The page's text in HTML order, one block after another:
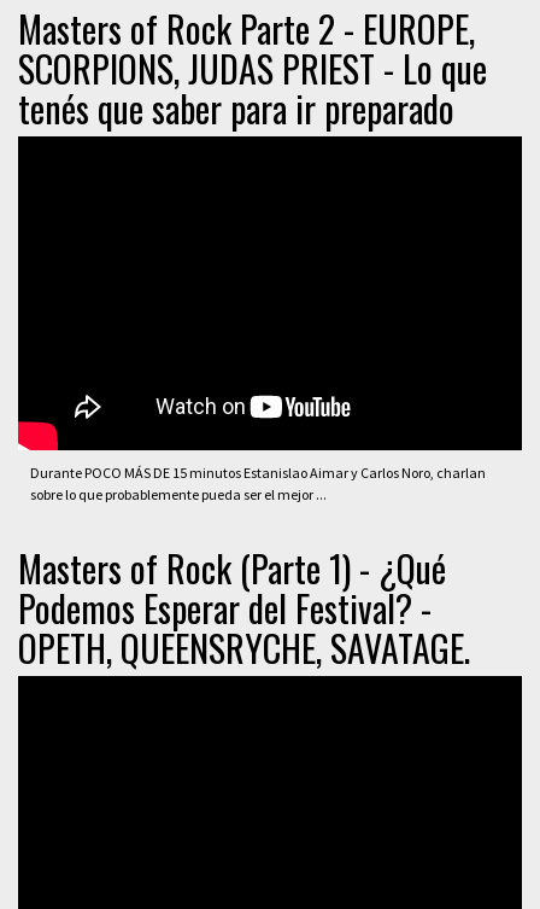
Masters of Rock Parte 2 - EUROPE,
SCORPIONS, JUDAS PRIEST - Lo que
tenés que saber para ir preparado
Durante POCO MÁS DE 15 minutos Estanislao Aimar y Carlos Noro, charlan
sobre lo que probablemente pueda ser el mejor ...
Masters of Rock (Parte 1) - ¿Qué
Podemos Esperar del Festival? -
OPETH, QUEENSRYCHE, SAVATAGE.